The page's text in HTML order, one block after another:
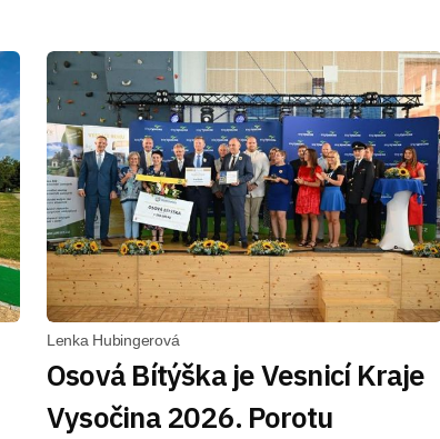
Lenka Hubingerová
Osová Bítýška je Vesnicí Kraje
Vysočina 2026. Porotu